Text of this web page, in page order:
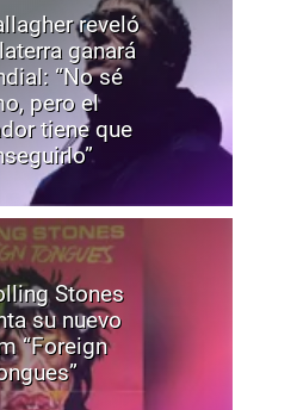
reveló
ganará
“No sé
pero el
tiene que
Stones
su nuevo
“Foreign